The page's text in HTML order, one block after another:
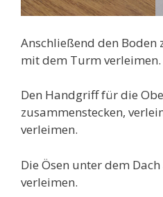
Anschließend den
mit dem Turm verleimen.
Den Handgriff für die
zusammenstecken,
verleimen.
Die Ösen unter dem
verleimen.